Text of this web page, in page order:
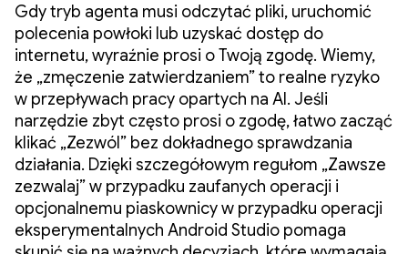
Gdy tryb agenta musi odczytać pliki, uruchomić
polecenia powłoki lub uzyskać dostęp do
internetu, wyraźnie prosi o Twoją zgodę. Wiemy,
że „zmęczenie zatwierdzaniem” to realne ryzyko
w przepływach pracy opartych na AI. Jeśli
narzędzie zbyt często prosi o zgodę, łatwo zacząć
klikać „Zezwól” bez dokładnego sprawdzania
działania. Dzięki szczegółowym regułom „Zawsze
zezwalaj” w przypadku zaufanych operacji i
opcjonalnemu piaskownicy w przypadku operacji
eksperymentalnych Android Studio pomaga